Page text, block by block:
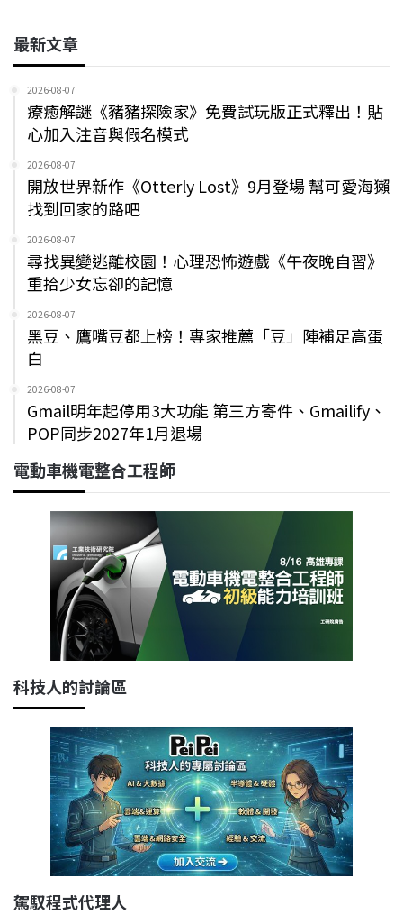
最新文章
2026-08-07
療癒解謎《豬豬探險家》免費試玩版正式釋出！貼
心加入注音與假名模式
2026-08-07
開放世界新作《Otterly Lost》9月登場 幫可愛海獺
找到回家的路吧
2026-08-07
尋找異變逃離校園！心理恐怖遊戲《午夜晚自習》
重拾少女忘卻的記憶
2026-08-07
黑豆、鷹嘴豆都上榜！專家推薦「豆」陣補足高蛋
白
2026-08-07
Gmail明年起停用3大功能 第三方寄件、Gmailify、
POP同步2027年1月退場
電動車機電整合工程師
科技人的討論區
駕馭程式代理人